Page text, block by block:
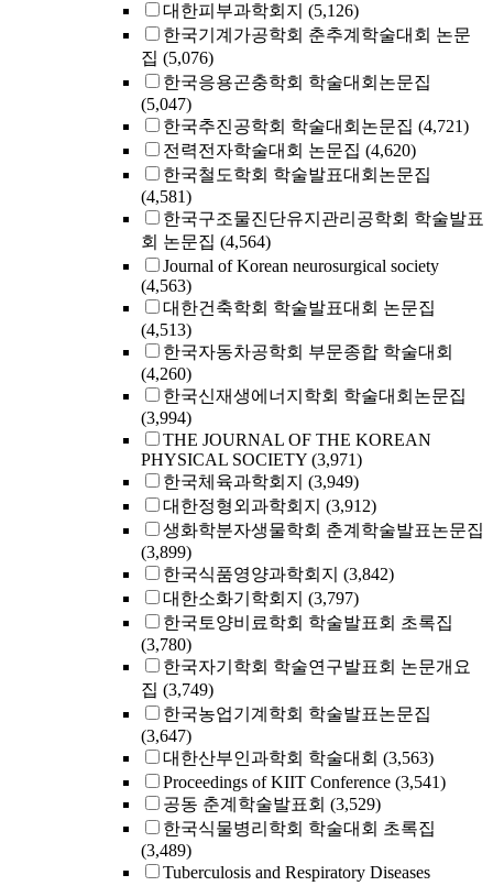
대한피부과학회지 (5,126)
한국기계가공학회 춘추계학술대회 논문
집 (5,076)
한국응용곤충학회 학술대회논문집
(5,047)
한국추진공학회 학술대회논문집 (4,721)
전력전자학술대회 논문집 (4,620)
한국철도학회 학술발표대회논문집
(4,581)
한국구조물진단유지관리공학회 학술발표
회 논문집 (4,564)
Journal of Korean neurosurgical society
(4,563)
대한건축학회 학술발표대회 논문집
(4,513)
한국자동차공학회 부문종합 학술대회
(4,260)
한국신재생에너지학회 학술대회논문집
(3,994)
THE JOURNAL OF THE KOREAN
PHYSICAL SOCIETY (3,971)
한국체육과학회지 (3,949)
대한정형외과학회지 (3,912)
생화학분자생물학회 춘계학술발표논문집
(3,899)
한국식품영양과학회지 (3,842)
대한소화기학회지 (3,797)
한국토양비료학회 학술발표회 초록집
(3,780)
한국자기학회 학술연구발표회 논문개요
집 (3,749)
한국농업기계학회 학술발표논문집
(3,647)
대한산부인과학회 학술대회 (3,563)
Proceedings of KIIT Conference (3,541)
공동 춘계학술발표회 (3,529)
한국식물병리학회 학술대회 초록집
(3,489)
Tuberculosis and Respiratory Diseases